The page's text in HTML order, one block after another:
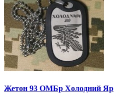
Жетон 93 ОМБр Холодний Яр